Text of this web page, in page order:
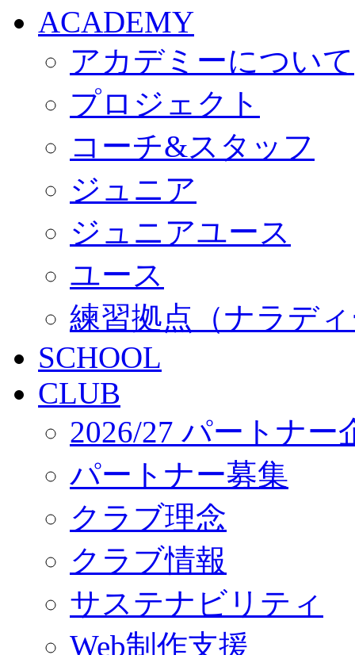
ACADEMY
アカデミーについて
プロジェクト
コーチ&スタッフ
ジュニア
ジュニアユース
ユース
練習拠点（ナラデ
SCHOOL
CLUB
2026/27 パートナー
パートナー募集
クラブ理念
クラブ情報
サステナビリティ
Web制作支援